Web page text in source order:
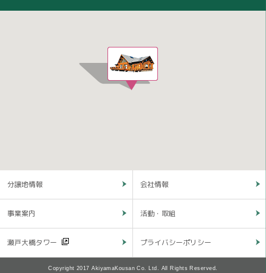
分譲地情報 会社情報
事業案内 活動・取組
瀬戸大橋タワー プライバシーポリシー
Copyright 2017 AkiyamaKousan Co. Ltd. All Rights Reserved.